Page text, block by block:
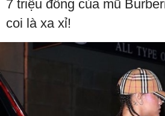
7 triệu đồng của mũ
coi là xa xỉ!